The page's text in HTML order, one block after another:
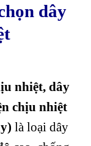
dây
nhiệt, dây
chịu nhiệt
là loại dây